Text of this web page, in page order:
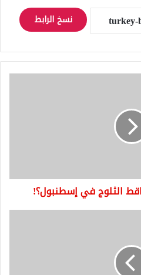
نسخ الرابط
الثلوج في إسطنبول؟!